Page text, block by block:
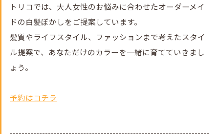
トリコでは、大人女性のお悩みに合わせたオーダーメイ
ドの白髪ぼかしをご提案しています。
髪質やライフスタイル、ファッションまで考えたスタイ
ル提案で、あなただけのカラーを一緒に育てていきまし
ょう。
予約はコチラ